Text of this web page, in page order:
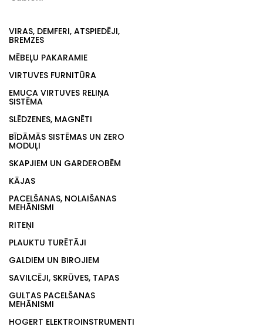
VIRAS, DEMFERI, ATSPIEDĒJI,
BREMZES
MĒBEĻU PAKARAMIE
VIRTUVES FURNITŪRA
EMUCA VIRTUVES RELIŅA
SISTĒMA
SLĒDZENES, MAGNĒTI
BĪDĀMĀS SISTĒMAS UN ZERO
MODUĻI
SKAPJIEM UN GARDEROBĒM
KĀJAS
PACELŠANAS, NOLAIŠANAS
MEHĀNISMI
RITEŅI
PLAUKTU TURĒTĀJI
GALDIEM UN BIROJIEM
SAVILCĒJI, SKRŪVES, TAPAS
GULTAS PACELŠANAS
MEHĀNISMI
HOGERT ELEKTROINSTRUMENTI